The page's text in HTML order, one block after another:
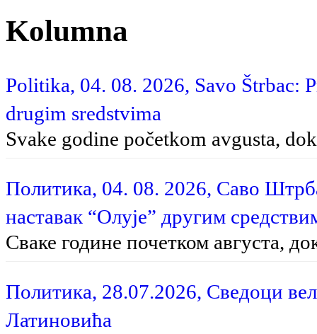
Kolumna
Politika, 04. 08. 2026, Savo Štrbac:
drugim sredstvima
Svake godine početkom avgusta,
Политика, 04. 08. 2026, Саво
наставак “Олује” другим
Сваке године почетком августа,
Политика, 28.07.2026, Сведоци
Латиновића